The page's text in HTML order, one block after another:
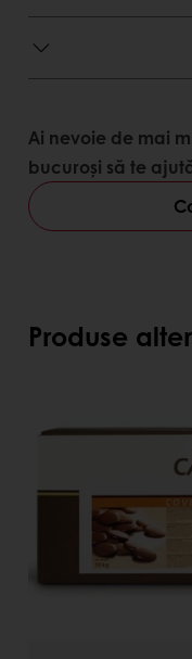
Gust echilibrat
Ai nevoie de mai
bucuroși să te
Produse